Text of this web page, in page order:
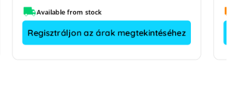
Available from stock
Regisztráljon az árak megtekintéséhez